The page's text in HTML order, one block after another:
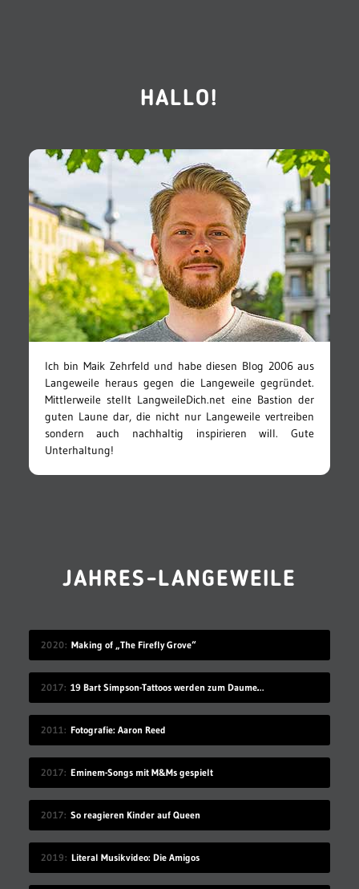
HALLO!
Ich bin Maik Zehrfeld und habe diesen Blog 2006 aus
Langeweile heraus gegen die Langeweile gegründet.
Mittlerweile stellt LangweileDich.net eine Bastion der
guten Laune dar, die nicht nur Langeweile vertreiben
sondern auch nachhaltig inspirieren will. Gute
Unterhaltung!
JAHRES-LANGEWEILE
2020 Making of „The Firefly Grove“
2017 19 Bart Simpson-Tattoos werden zum Daumenkino
2011 Fotografie: Aaron Reed
2017 Eminem-Songs mit M&Ms gespielt
2017 So reagieren Kinder auf Queen
2019 Literal Musikvideo: Die Amigos